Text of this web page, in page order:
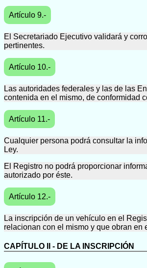
Artículo 9.-
El Secretariado Ejecutivo validará y
pertinentes.
Artículo 10.-
Las autoridades federales y las de las
contenida en el mismo, de conformidad
Artículo 11.-
Cualquier persona podrá consultar la
Ley.
El Registro no podrá proporcionar
autorizado por éste.
Artículo 12.-
La inscripción de un vehículo en el
relacionan con el mismo y que obran
CAPÍTULO II - DE LA INSCRIPCIÓN